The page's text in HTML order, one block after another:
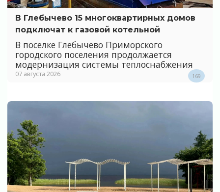
В Глебычево 15 многоквартирных домов
подключат к газовой котельной
В поселке Глебычево Приморского
городского поселения продолжается
модернизация системы теплоснабжения
07 августа 2026 169